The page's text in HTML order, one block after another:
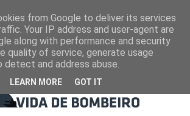
from Google to deliver its services
Your IP address and user-agent are
along with performance and security
quality of service, generate usage
and address abuse.
LEARN MORE GOT IT